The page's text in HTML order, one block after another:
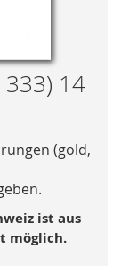
333) 14
(gold,
ist aus
möglich.